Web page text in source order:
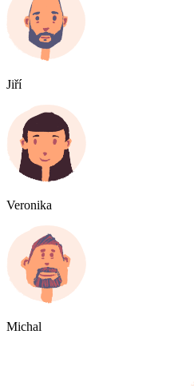
Jiří
Veronika
Michal